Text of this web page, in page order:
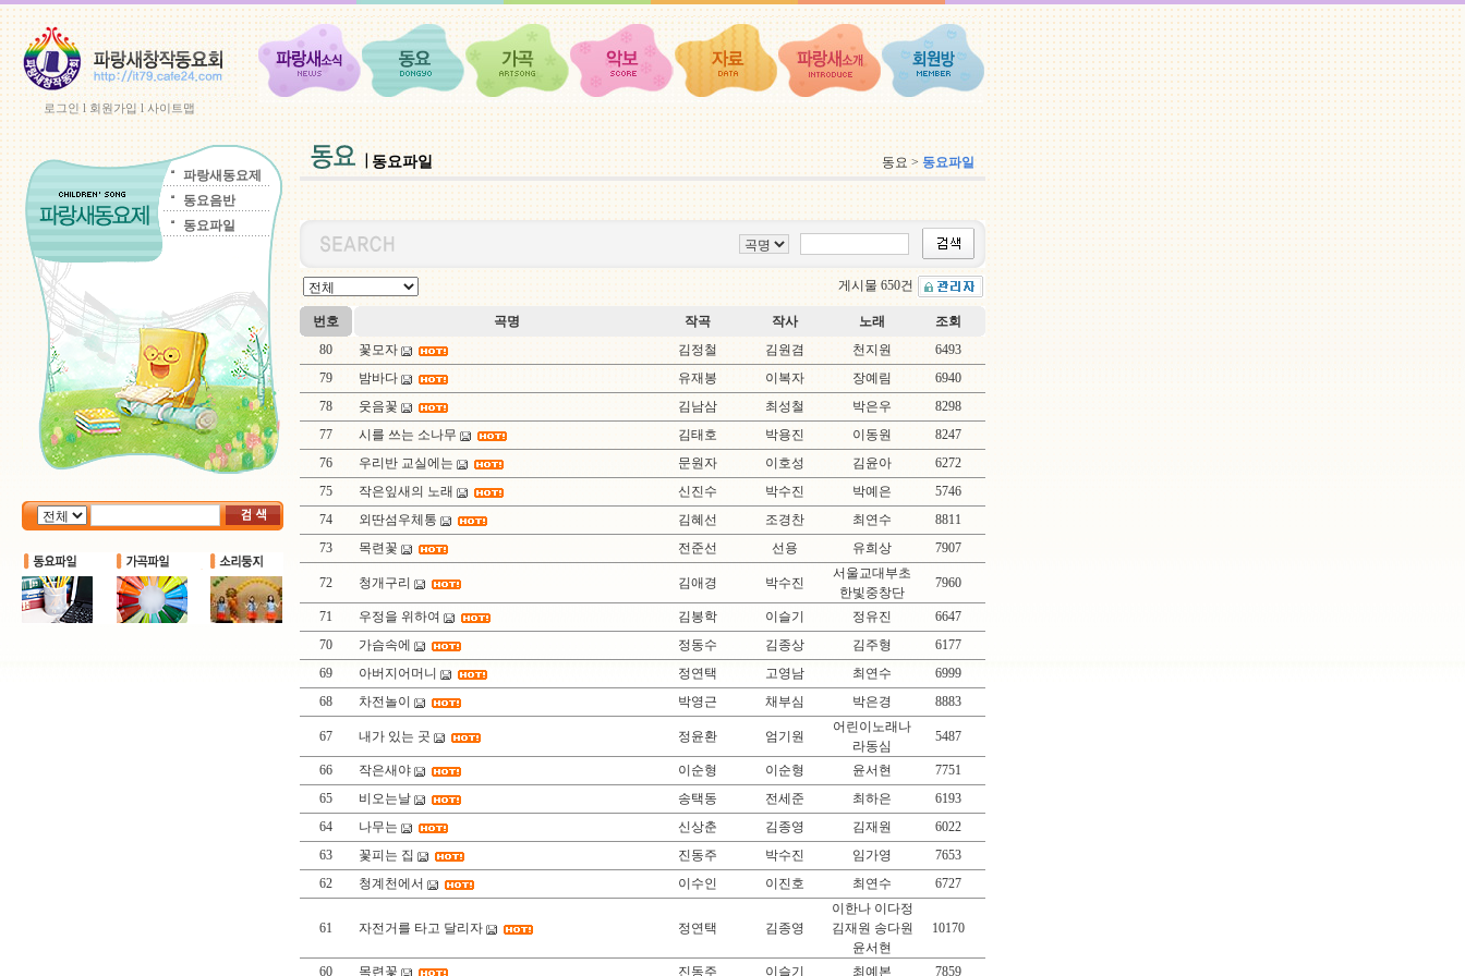
로그인l 회원가입l사이트맵
파랑새동요제
동요음반
동요파일
동요파일 동요 > 동요파일
게시물 650건
번호 곡명 작곡 작사 노래
조회
80
꽃모자 김정철 김원겸 천지원
6493
79
밤바다 유재봉 이복자 장예림
6940
78
웃음꽃 김남삼 최성철 박은우
8298
77
시를 쓰는 소나무 김태호 박용진 이동원
8247
76
우리반 교실에는 문원자 이호성 김윤아
6272
75
작은잎새의 노래 신진수 박수진 박예은
5746
74
외딴섬우체통 김혜선 조경찬 최연수
8811
73
목련꽃 전준선 선용 유희상 7907
72 청개구리 김애경 박수진
서울교대부초
한빛중창단
7960
71 우정을 위하여 김봉학 이슬기 정유진
6647
70
가슴속에 정동수 김종상 김주형
6177
69
아버지어머니 정연택 고영남 최연수
6999
68
차전놀이 박영근 채부심 박은경 8883
67 내가 있는 곳 정윤환 엄기원
어린이노래나
라동심
5487
66 작은새야 이순형 이순형 윤서현
7751
65
비오는날 송택동 전세준 최하은
6193
64
나무는 신상춘 김종영 김재원
6022
63
꽃피는 집 진동주 박수진 임가영
7653
62
청계천에서 이수인 이진호 최연수 6727
61 자전거를 타고 달리자 정연택 김종영
이한나 이다정
김재원 송다원
윤서현
10170
60 목련꽃 진동주 이슬기 최예본 7859